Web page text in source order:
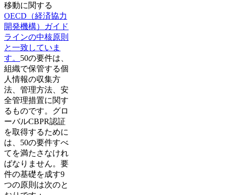
移動に関する
OECD（経済協力
開発機構）
ガイド
ラインの中核原則
と一致していま
す。 50の要件は、
組織で保管する個
人情報の収集方
法、管理方法、安
全管理措置に関す
るものです。グロ
ーバルCBPR認証
を取得するために
は、50の要件すべ
てを満たさなけれ
ばなりません。要
件の基礎を成す9
つの原則は次のと